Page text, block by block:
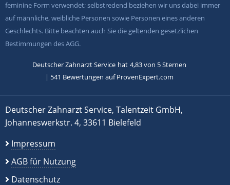
feminine Form verwendet; selbstredend beziehen wir uns dabei immer
auf männliche, weibliche Personen sowie Personen eines anderen
Geschlechts. Bitte beachten auch Sie die geltenden gesetzlichen
Bestimmungen des AGG.
Deutscher Zahnarzt Service hat 4,83von 5Sternen
| 541 Bewertungen auf ProvenExpert.com
Deutscher Zahnarzt Service, Talentzeit GmbH,
Johanneswerkstr. 4, 33611 Bielefeld
Impressum
AGB für Nutzung
Datenschutz